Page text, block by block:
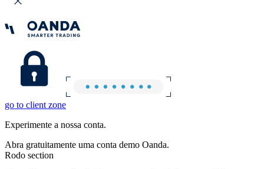
go to client zone
Experimente a nossa conta.
Abra gratuitamente uma conta demo Oanda.
Rodo section